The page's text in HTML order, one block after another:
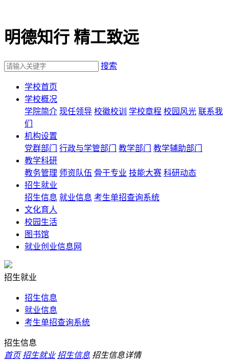
明德知行 精工致远
搜索
学校首页
学校概况
学院简介 现任领导 校徽校训 学校章程 校园风光 联系我
们
机构设置
党群部门
行政与学管部门 教学部门
教学辅助部门
教学科研
教务管理 师资队伍 骨干专业 技能大赛 科研动态
招生就业
招生信息 就业信息 考生单招查询系统
文化育人
校园生活
图书馆
就业创业信息网
招生就业
招生信息
就业信息
考生单招查询系统
招生信息
首页 招生就业 招生信息 招生信息详情